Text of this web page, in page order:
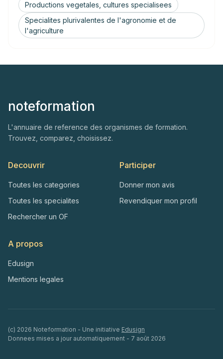
Productions vegetales, cultures specialisees
Specialites plurivalentes de l'agronomie et de
l'agriculture
noteformation
L'annuaire de reference des organismes de formation.
Trouvez, comparez, choisissez.
Decouvrir
Toutes les categories
Toutes les specialites
Rechercher un OF
Participer
Donner mon avis
Revendiquer mon profil
A propos
Edusign
Mentions legales
(c) 2026 Noteformation - Une initiative Edusign
Donnees mises a jour automatiquement - 7 août 2026